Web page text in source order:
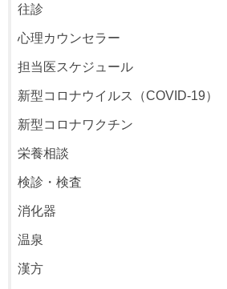
往診
心理カウンセラー
担当医スケジュール
新型コロナウイルス（COVID-19）
新型コロナワクチン
栄養相談
検診・検査
消化器
温泉
漢方